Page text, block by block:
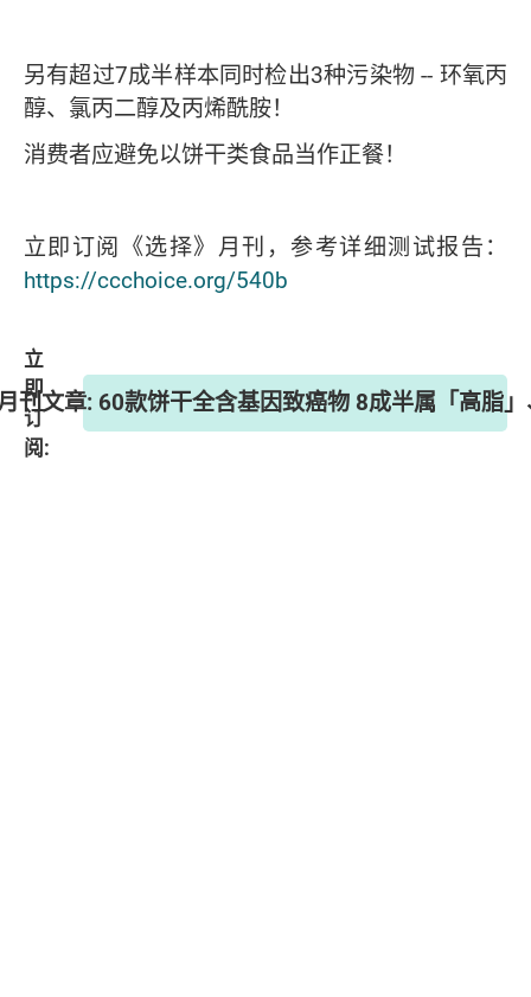
另有超过7成半样本同时检出3种污染物 -- 环氧丙
醇、氯丙二醇及丙烯酰胺！
消费者应避免以饼干类食品当作正餐！
立即订阅《选择》月刊，参考详细测试报告：
https://ccchoice.org/540b
立
即
订
阅:
刊文章: 60款饼干全含基因致癌物 8成半属「高脂